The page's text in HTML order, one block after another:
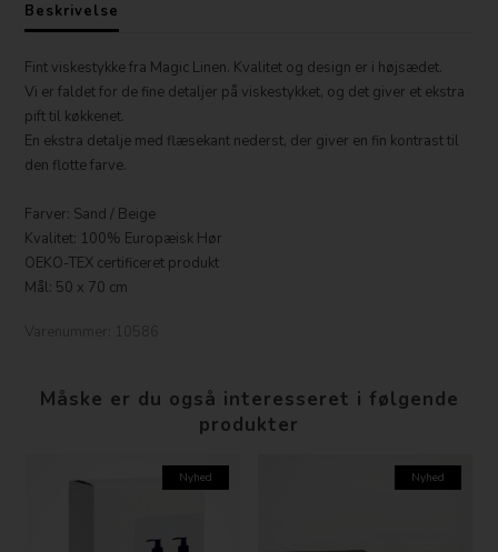
Beskrivelse
Fint viskestykke fra Magic Linen. Kvalitet og design er i højsædet.
Vi er faldet for de fine detaljer på viskestykket, og det giver et ekstra
pift til køkkenet.
En ekstra detalje med flæsekant nederst, der giver en fin kontrast til
den flotte farve.
Farver: Sand / Beige
Kvalitet: 100% Europæisk Hør
OEKO-TEX certificeret produkt
Mål: 50 x 70 cm
Måske er du også interesseret i følgende
produkter
Nyhed Nyhed